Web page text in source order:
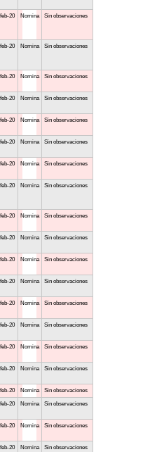
feb-20 Nomina Sin observaciones
feb-20 Nomina Sin observaciones
feb-20 Nomina Sin observaciones
feb-20 Nomina Sin observaciones
feb-20 Nomina Sin observaciones
feb-20 Nomina Sin observaciones
feb-20 Nomina Sin observaciones
feb-20 Nomina Sin observaciones
feb-20 Nomina Sin observaciones
feb-20 Nomina Sin observaciones
feb-20 Nomina Sin observaciones
feb-20 Nomina Sin observaciones
feb-20 Nomina Sin observaciones
feb-20 Nomina Sin observaciones
feb-20 Nomina Sin observaciones
feb-20 Nomina Sin observaciones
feb-20 Nomina Sin observaciones
feb-20 Nomina Sin observaciones
feb-20 Nomina Sin observaciones
feb-20 Nomina Sin observaciones